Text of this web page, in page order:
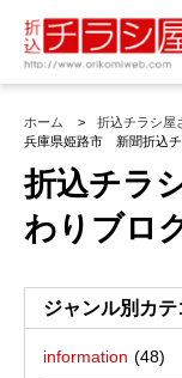
ホーム
折込チラシ屋
兵庫県姫路市 新聞折込チ
折込チラ
わりブロ
ジャンル別カテ
information
最近の投稿